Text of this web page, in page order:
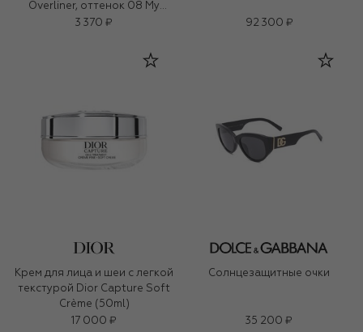
Overliner, оттенок 08 My
Devotion Red (1,2g)
3 370 ₽ 92 300 ₽
Крем для лица и шеи с легкой
текстурой Dior Capture Soft
Crème (50ml)
17 000 ₽
Солнцезащитные очки
35 200 ₽